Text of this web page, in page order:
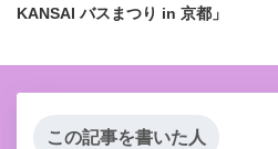
KANSAI バスまつり in 京都」
この記事を書いた人